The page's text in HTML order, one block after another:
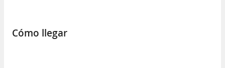
Cómo llegar